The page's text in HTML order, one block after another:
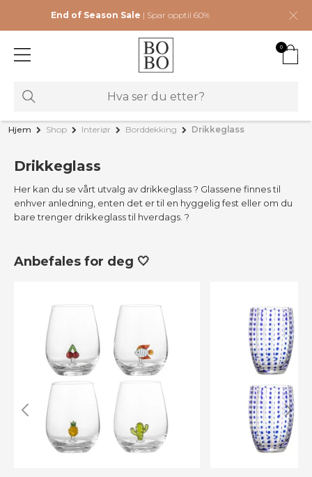
End of Season Sale | Spar opptil 60%
0
Hjem Shop Interiør Borddekking Drikkeglass
Drikkeglass
Her kan du se vårt utvalg av drikkeglass ? Glassene finnes til
enhver anledning, enten det er til en hyggelig fest eller om du
bare trenger drikkeglass til hverdags. ?
Anbefales for deg 🤍